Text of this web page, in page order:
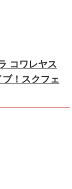
コワレヤス
！スクフェ